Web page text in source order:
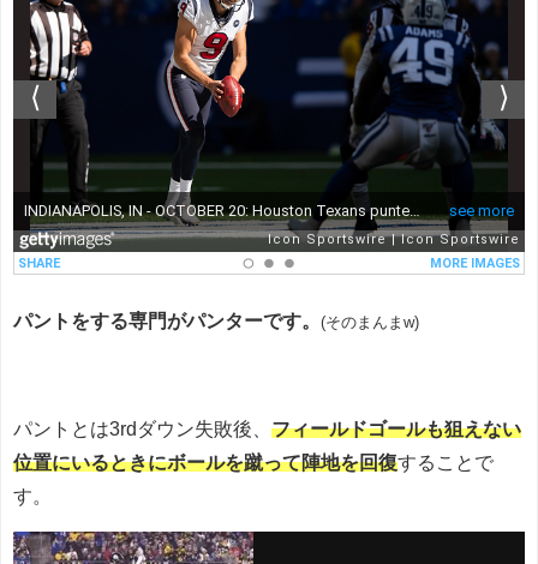
パントをする専門がパンターです。 (そのまんまw)
パントとは3rdダウン失敗後、 フィールドゴールも狙えない
位置にいるときにボールを蹴って陣地を回復することで
す。